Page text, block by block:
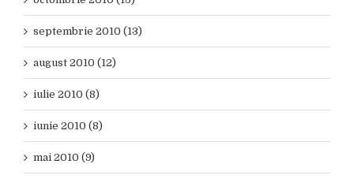
septembrie 2010 (13)
august 2010 (12)
iulie 2010 (8)
iunie 2010 (8)
mai 2010 (9)